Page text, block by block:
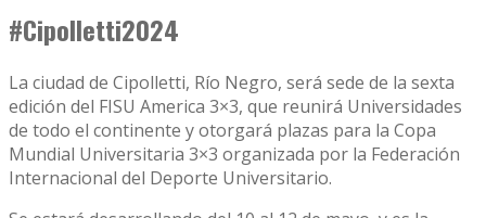
#Cipolletti2024
La ciudad de Cipolletti, Río Negro, será sede de la sexta
edición del FISU America 3×3, que reunirá Universidades
de todo el continente y otorgará plazas para la Copa
Mundial Universitaria 3×3 organizada por la Federación
Internacional del Deporte Universitario.